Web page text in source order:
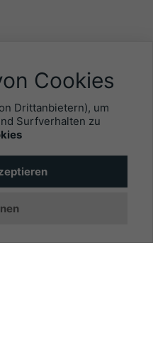
Cookies
Drittanbietern), um
Surfverhalten zu